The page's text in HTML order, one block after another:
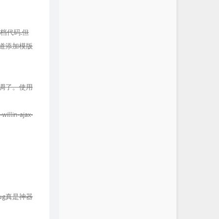
代码.但
添加模版
了。使用
willin-ajax-
真是神器